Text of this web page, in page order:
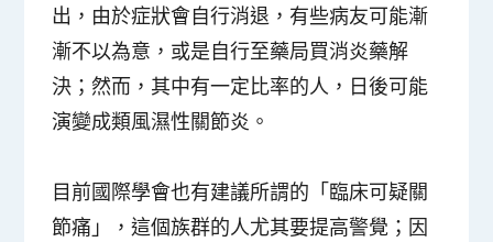
出，由於症狀會自行消退，有些病友可能漸
漸不以為意，或是自行至藥局買消炎藥解
決；然而，其中有一定比率的人，日後可能
演變成類風濕性關節炎。
目前國際學會也有建議所謂的「臨床可疑關
節痛」，這個族群的人尤其要提高警覺；因